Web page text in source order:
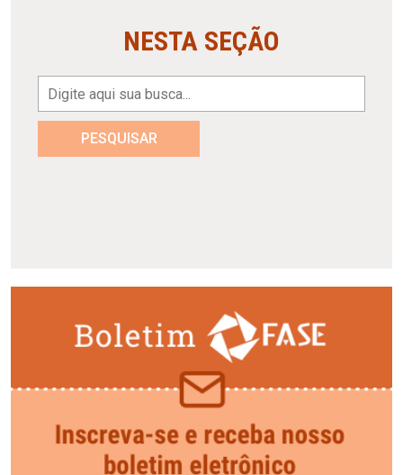
NESTA SEÇÃO
PESQUISAR